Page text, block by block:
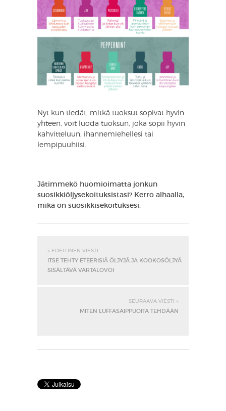
Nyt kun tiedät, mitkä tuoksut sopivat hyvin
yhteen, voit luoda tuoksun, joka sopii hyvin
kahvitteluun, ihannemiehellesi tai
lempipuuhiisi.
Jätimmekö huomioimatta jonkun
suosikkiöljysekoituksistasi? Kerro alhaalla,
mikä on suosikkisekoituksesi.
« EDELLINEN VIESTI
ITSE TEHTY ETEERISIÄ ÖLJYJÄ JA KOOKOSÖLJYÄ
SISÄLTÄVÄ VARTALOVOI
SEURAAVA VIESTI »
MITEN LUFFASAIPPUOITA TEHDÄÄN